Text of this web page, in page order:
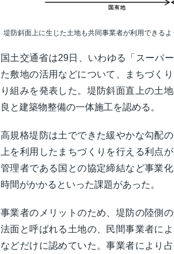
堤防斜面上に生じた土地も共同事業者が利用できる
国土交通省は29日、いわゆる「スーパ
た敷地の活用などについて、まちづく
り組みを発表した。堤防斜面直上の土
良と建築物整備の一体施工を認める。
高規格堤防は土でできた緩やかな勾配
上を利用したまちづくりを行える利点
管理者である国との協定締結など事業
時間がかかるといった課題があった。
事業者のメリットのため、堤防の陸側
法面と呼ばれる土地の、民間事業者に
などだけに認めていた。事業者により